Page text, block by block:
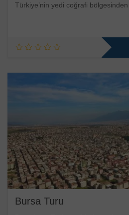
Türkiye’nin yedi coğrafi bölgesinden
Bursa Turu